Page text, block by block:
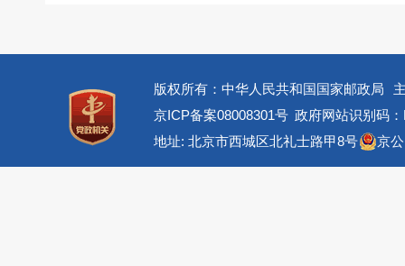
版权所有：中华人民共和国国家邮政局
京ICP备案08008301号 政府网站识别码
地址: 北京市西城区北礼士路甲8号
京